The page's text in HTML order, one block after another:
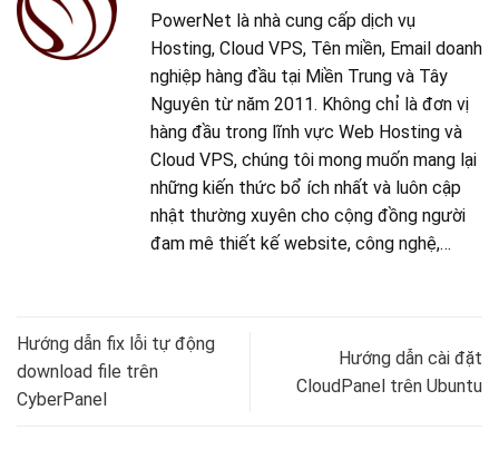
PowerNet là nhà cung cấp dịch vụ
Hosting, Cloud VPS, Tên miền, Email doanh
nghiệp hàng đầu tại Miền Trung và Tây
Nguyên từ năm 2011. Không chỉ là đơn vị
hàng đầu trong lĩnh vực Web Hosting và
Cloud VPS, chúng tôi mong muốn mang lại
những kiến thức bổ ích nhất và luôn cập
nhật thường xuyên cho cộng đồng người
đam mê thiết kế website, công nghệ,…
Hướng dẫn fix lỗi tự động
download file trên
CyberPanel
Hướng dẫn cài đặt
CloudPanel trên Ubuntu